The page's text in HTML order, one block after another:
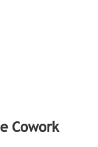
Cowork